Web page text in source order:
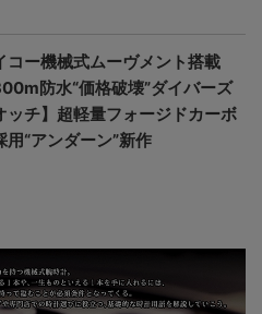
コー機械式ムーヴメント搭載
防水“価格破壊”ダイバーズ
ッチ】超軽量フォージドカーボ
用“アンダーン”新作